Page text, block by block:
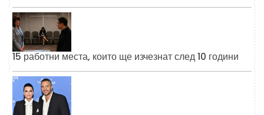
15 работни места, които ще изчезнат след 10 години